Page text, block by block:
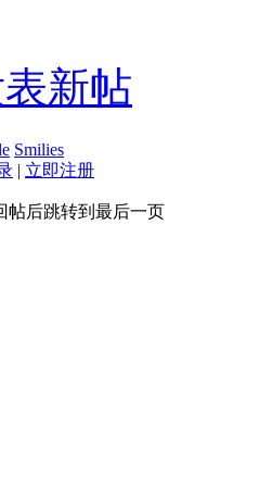
新帖
Smilies
| 立即注册
帖后跳转到最后一页